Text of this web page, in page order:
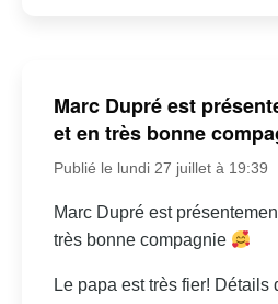
Marc Dupré est
et en très bonne
Publié le lundi 27 juillet à 19:39
Marc Dupré est
très bonne compagnie
Le papa est très fier! Détails